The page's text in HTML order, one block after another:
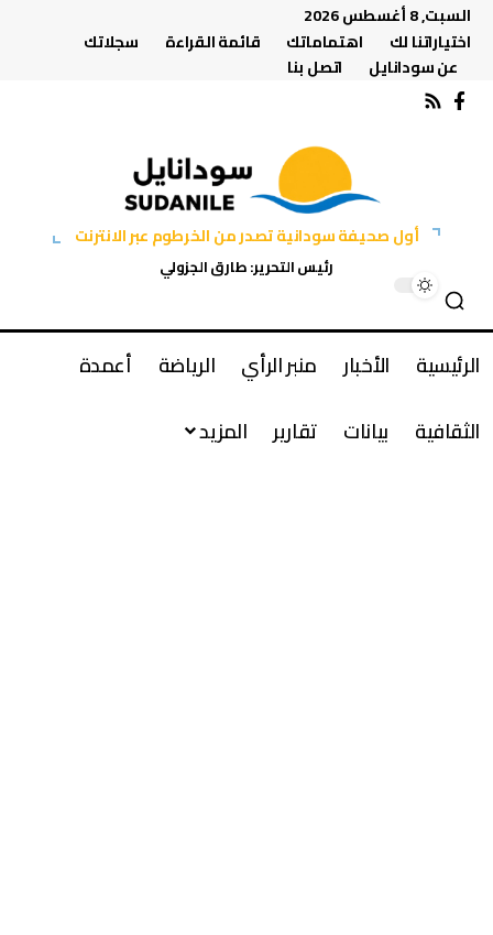
السبت, 8 أغسطس 2026
اختياراتنا لك
اهتماماتك قائمة القراءة
سجلاتك
عن سودانايل
اتصل بنا
أول صحيفة سودانية تصدر من الخرطوم عبر الانترنت
رئيس التحرير: طارق الجزولي
الرئيسية الأخبار منبر الرأي الرياضة
أعمدة
الثقافية
بيانات تقارير المزيد